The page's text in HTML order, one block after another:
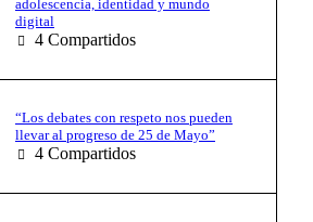
adolescencia, identidad y mundo
digital
4 Compartidos
“Los debates con respeto nos pueden
llevar al progreso de 25 de Mayo”
4 Compartidos